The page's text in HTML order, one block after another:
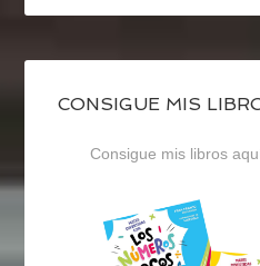
CONSIGUE MIS
Consigue mis libros